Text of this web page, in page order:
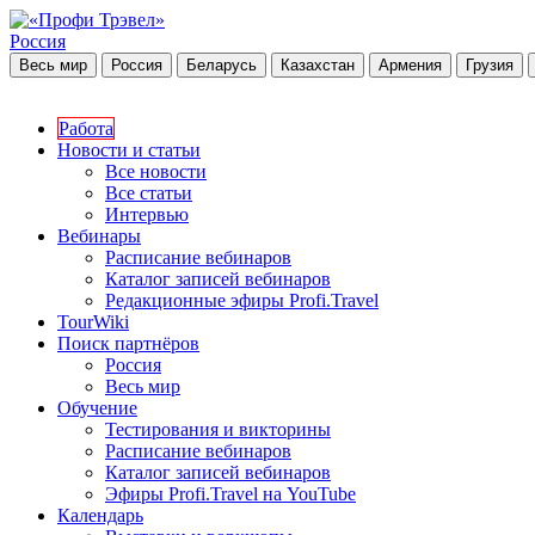
Россия
Весь мир Россия Беларусь Казахстан Армения Грузия
Работа
Новости и статьи
Все новости
Все статьи
Интервью
Вебинары
Расписание вебинаров
Каталог записей вебинаров
Редакционные эфиры Profi.Travel
TourWiki
Поиск партнёров
Россия
Весь мир
Обучение
Тестирования и викторины
Расписание вебинаров
Каталог записей вебинаров
Эфиры Profi.Travel на YouTube
Календарь